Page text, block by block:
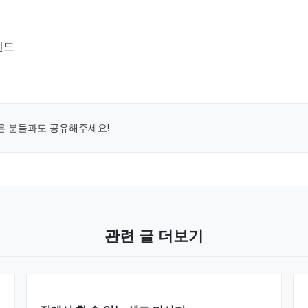
드
분들과도 공유해주세요!
관련 글 더보기